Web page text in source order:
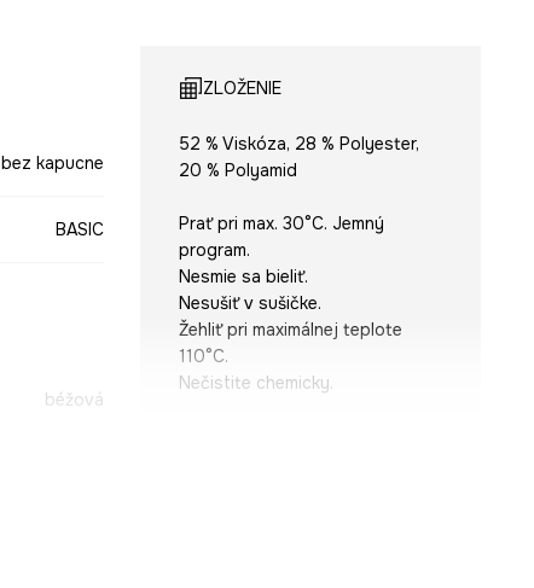
bez kapucne
BASIC
béžová
ZLOŽENIE
52 % Viskóza, 28 % Polyester,
20 % Polyamid
Prať pri max. 30°C. Jemný
program.
Nesmie sa bieliť.
Nesušiť v sušičke.
Žehliť pri maximálnej teplote
110°C.
Nečistite chemicky.